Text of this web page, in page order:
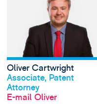
Profil anschauen
Oliver Cartwright
Associate, Patent
Attorney
E-mail Oliver